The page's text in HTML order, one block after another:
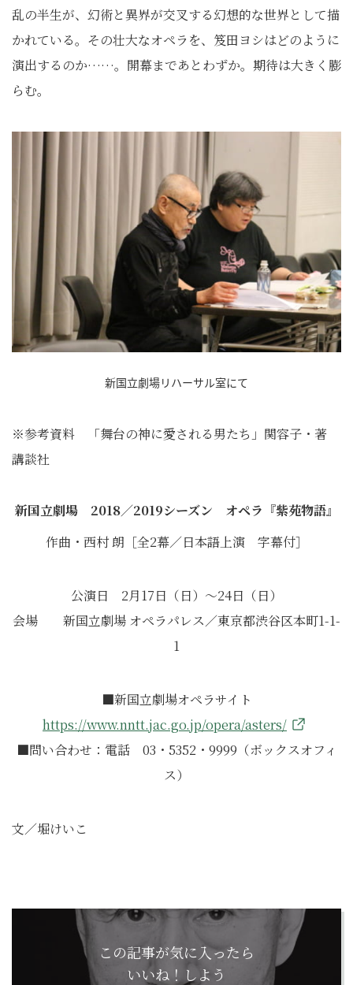
乱の半生が、幻術と異界が交叉する幻想的な世界として描
かれている。その壮大なオペラを、笈田ヨシはどのように
演出するのか……。開幕まであとわずか。期待は大きく膨
らむ。
新国立劇場リハーサル室にて
※参考資料 「舞台の神に愛される男たち」関容子・著
講談社
新国立劇場 2018／2019シーズン オペラ『紫苑物語』
作曲・西村 朗［全2幕／日本語上演 字幕付］
公演日 2月17日（日）〜24日（日）
会場 新国立劇場 オペラパレス／東京都渋谷区本町1-1-
1
■新国立劇場オペラサイト
https://www.nntt.jac.go.jp/opera/asters/
■問い合わせ：電話 03・5352・9999（ボックスオフィ
ス）
文／堀けいこ
この記事が気に入ったら
いいね！しよう